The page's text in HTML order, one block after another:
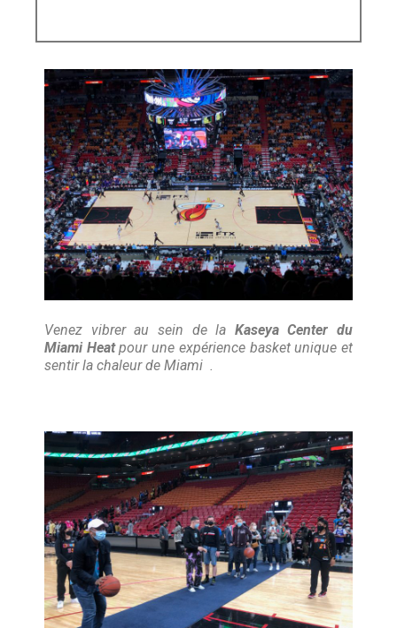
Venez vibrer au sein de la Kaseya Center du
Miami Heatpour une expérience basket unique et
sentir la chaleur de Miami .